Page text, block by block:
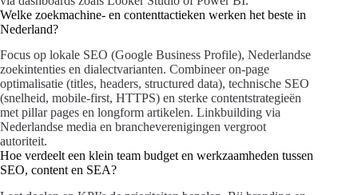
Welke zoekmachine- en contenttactieken werken het beste in
Nederland?
Focus op lokale SEO (Google Business Profile), Nederlandse
zoekintenties en dialectvarianten. Combineer on-page
optimalisatie (titles, headers, structured data), technische SEO
(snelheid, mobile-first, HTTPS) en sterke contentstrategieën
met pillar pages en longform artikelen. Linkbuilding via
Nederlandse media en brancheverenigingen vergroot
autoriteit.
Hoe verdeelt een klein team budget en werkzaamheden tussen
SEO, content en SEA?